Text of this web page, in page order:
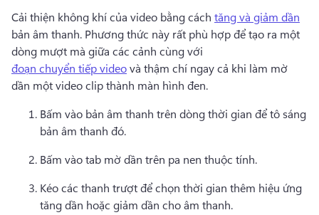
Cải thiện không khí của video bằng cách tăng và giảm dần
bản âm thanh. Phương thức này rất phù hợp để tạo ra một
dòng mượt mà giữa các cảnh cùng với
đoạn chuyển tiếp video và thậm chí ngay cả khi làm mờ
dần một video clip thành màn hình đen.
Bấm vào bản âm thanh trên dòng thời gian để tô sáng
bản âm thanh đó.
Bấm vào tab mờ dần trên pa nen thuộc tính.
Kéo các thanh trượt để chọn thời gian thêm hiệu ứng
tăng dần hoặc giảm dần cho âm thanh.